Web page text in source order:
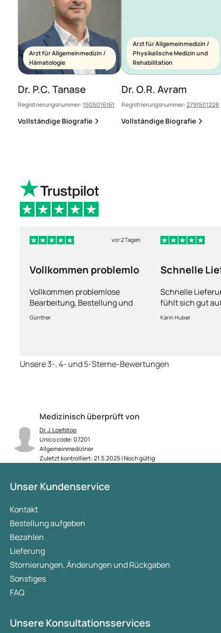
Medizinisch überprüft von
Dr. J. Loefstop
Unico code: 07201
Allgemeinmediziner
Zuletzt kontrolliert: 21.5.2025 | Noch gültig
Arzt für Allgemeinmedizin /
Hämatologie
Dr. P.C. Tanase
Registrierungsnummer:1505016161
Vollständige Biografie
Arzt für Allgemeinmedizin /
Physikalische Medizin und
Rehabilitation
Dr. O.R. Avram
Registrierungsnummer:2791501228
Vollständige Biografie
vor 2 Tagen
Vollkommen problemlo
Vollkommen problemlose
Bearbeitung, Bestellung und
Lieferung
Günther
Schnelle
Schnelle
fühlt sich gut
Fragen kann
Karin Huber
Unsere 3-, 4- und 5-Sterne-Bewertungen
Unser Kundenservice
Kontakt
Bestellung aufgeben
Bezahlen
Lieferung
Stornierungen, Änderungen und Rückgaben
Sonstiges
FAQ
Unsere Konsultationsservices